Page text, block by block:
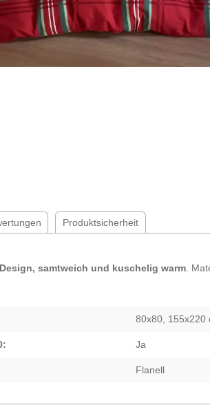
Produktsicherheit
samtweich und kuschelig warm .
80x80, 155x220
Ja
Flanell